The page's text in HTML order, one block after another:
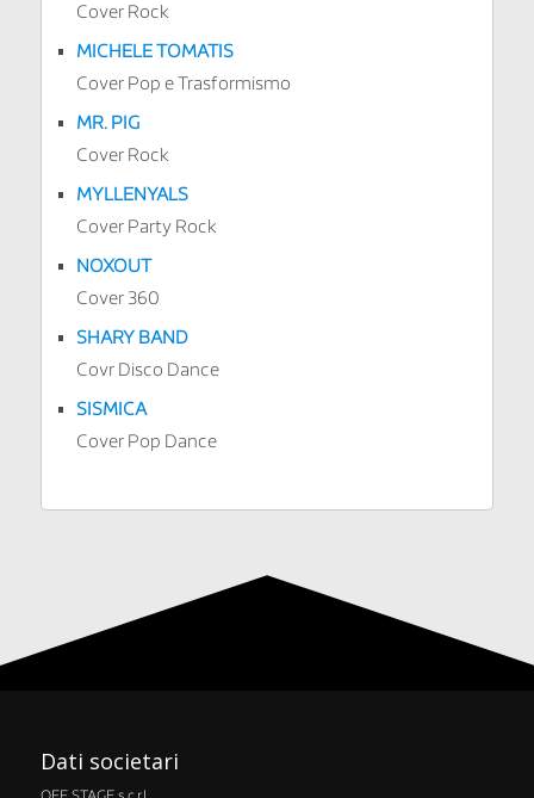
Cover Rock
MICHELE TOMATIS
Cover Pop e Trasformismo
MR. PIG
Cover Rock
MYLLENYALS
Cover Party Rock
NOXOUT
Cover 360
SHARY BAND
Covr Disco Dance
SISMICA
Cover Pop Dance
Dati societari